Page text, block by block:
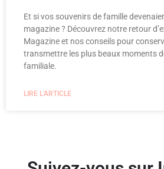
Et si vos souvenirs de famille
magazine ? Découvrez notre retour
Magazine et nos conseils pour
transmettre les plus beaux moments
familiale.
LIRE L'ARTICLE